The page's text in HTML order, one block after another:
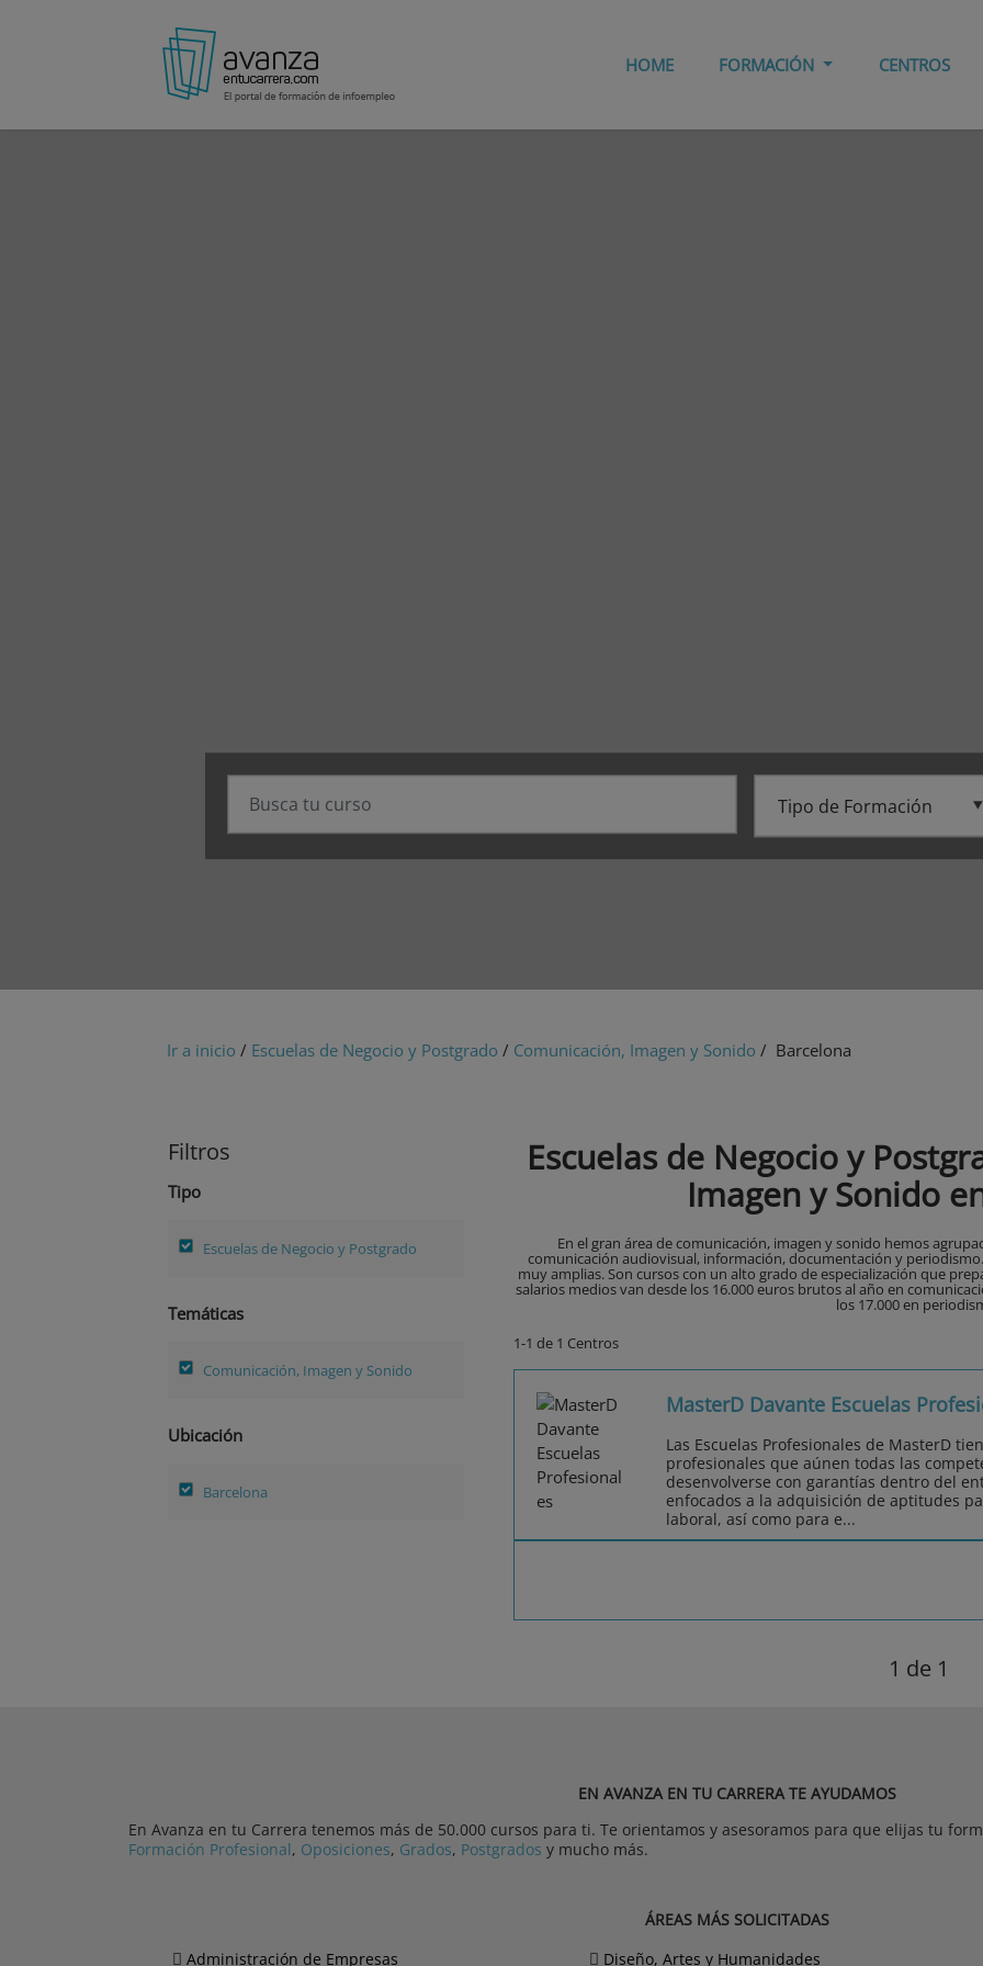
HOME FORMACIÓN CENTROS
Ir a inicio / Escuelas de Negocio y Postgrado / Comunicación, Imagen y Sonido / Barcelona
Filtros
Tipo
Escuelas de Negocio y Postgrado
Temáticas
Comunicación, Imagen y Sonido
Ubicación
Barcelona
Escuelas de Negocio y
Imagen y Sonido
En el gran área de comunicación, imagen y sonido hemos
comunicación audiovisual, información, documentación y
muy amplias. Son cursos con un alto grado de especialización que
salarios medios van desde los 16.000 euros brutos al año en
los 17.000 en
1-1 de 1 Centros
MasterD Davante Escuelas
Las Escuelas Profesionales de MasterD
profesionales que aúnen todas las
desenvolverse con garantías dentro del
enfocados a la adquisición de aptitudes
laboral, así como para e...
1 de 1
EN AVANZA EN TU CARRERA TE AYUDAMOS
En Avanza en tu Carrera tenemos más de 50.000 cursos para ti. Te orientamos y asesoramos para que elijas tu
Formación Profesional, Oposiciones, Grados, Postgrados y mucho más.
ÁREAS MÁS SOLICITADAS
Administración de Empresas
Diseño, Artes y Humanidades